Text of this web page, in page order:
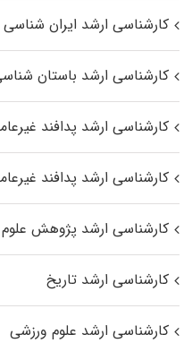
کارشناسی ارشد ایران شناسی
کارشناسی ارشد باستان
کارشناسی ارشد پدافند
کارشناسی ارشد پدافند
کارشناسی ارشد پژوهش
کارشناسی ارشد تاریخ
کارشناسی ارشد علوم ورزشی